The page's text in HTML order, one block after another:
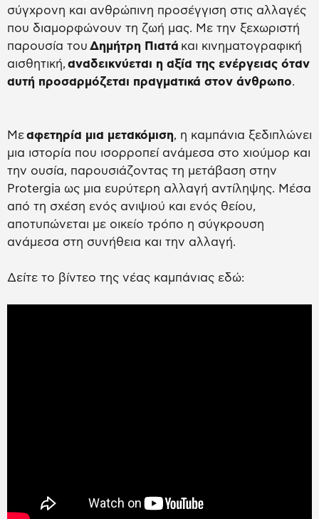
σύγχρονη και ανθρώπινη προσέγγιση στις αλλαγές
που διαμορφώνουν τη ζωή μας. Με την ξεχωριστή
παρουσία του Δημήτρη Πιατά και κινηματογραφική
αισθητική, αναδεικνύεται η αξία της ενέργειας όταν
αυτή προσαρμόζεται πραγματικά στον άνθρωπο.
Μεαφετηρία μια μετακόμιση, η καμπάνια ξεδιπλώνει
μια ιστορία που ισορροπεί ανάμεσα στο χιούμορ και
την ουσία, παρουσιάζοντας τη μετάβαση στην
Protergia ως μια ευρύτερη αλλαγή αντίληψης. Μέσα
από τη σχέση ενός ανιψιού και ενός θείου,
αποτυπώνεται με οικείο τρόπο η σύγκρουση
ανάμεσα στη συνήθεια και την αλλαγή.
Δείτε το βίντεο της νέας καμπάνιας εδώ: